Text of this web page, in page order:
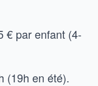
€ par enfant (4-
(19h en été).